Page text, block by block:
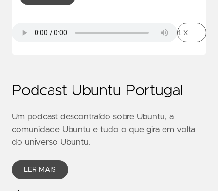
Podcast Ubuntu Portugal
Um podcast descontraído sobre Ubuntu, a
comunidade Ubuntu e tudo o que gira em volta
do universo Ubuntu.
LER MAIS